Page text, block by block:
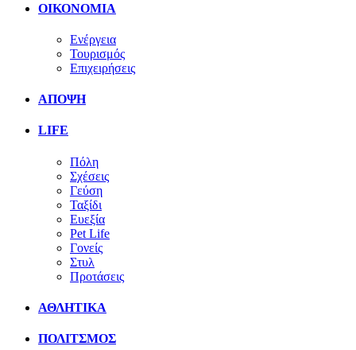
ΟΙΚΟΝΟΜΙΑ
Ενέργεια
Τουρισμός
Επιχειρήσεις
ΑΠΟΨΗ
LIFE
Πόλη
Σχέσεις
Γεύση
Ταξίδι
Ευεξία
Pet Life
Γονείς
Στυλ
Προτάσεις
ΑΘΛΗΤΙΚΑ
ΠΟΛΙΤΣΜΟΣ